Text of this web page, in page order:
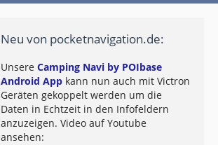
Neu von pocketnavigation.de:
Unsere Camping Navi by POIbase
Android App kann nun auch mit Victron
Geräten gekoppelt werden um die
Daten in Echtzeit in den Infofeldern
anzuzeigen. Video auf Youtube
ansehen: